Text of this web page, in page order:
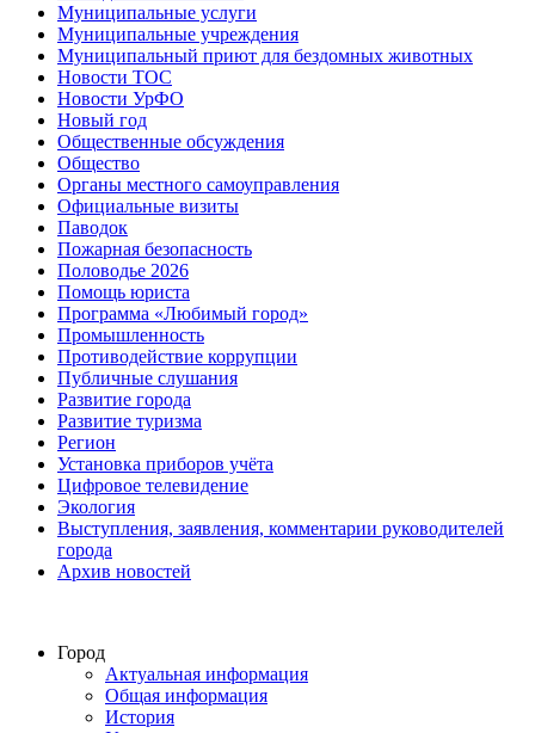
Муниципальные услуги
Муниципальные учреждения
Муниципальный приют для бездомных животных
Новости ТОС
Новости УрФО
Новый год
Общественные обсуждения
Общество
Органы местного самоуправления
Официальные визиты
Паводок
Пожарная безопасность
Половодье 2026
Помощь юриста
Программа «Любимый город»
Промышленность
Противодействие коррупции
Публичные слушания
Развитие города
Развитие туризма
Регион
Установка приборов учёта
Цифровое телевидение
Экология
Выступления, заявления, комментарии руководителей
города
Архив новостей
Город
Актуальная информация
Общая информация
История